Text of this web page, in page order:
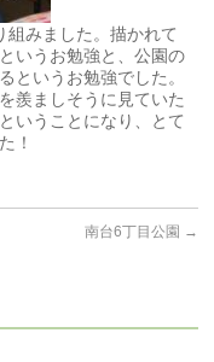
組みました。描かれて
いうお勉強と、公園の
というお勉強でした。
羨ましそうに見ていた
いうことになり、とて
！
南台6丁目公園 →